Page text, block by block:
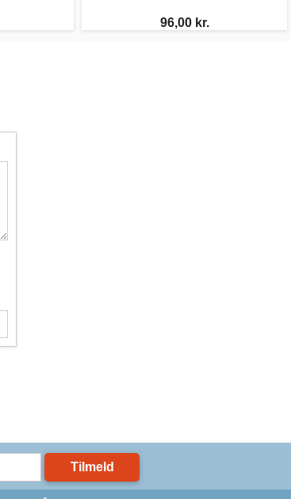
96,00 kr.
Tilmeld